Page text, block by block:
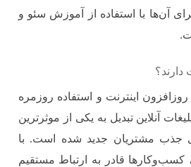
آن‌ها با استفاده از آموزش سئو و
دارند؟
اینترنت و استفاده روزمره
آنلاین تبدیل به یکی از موثرترین
جذب مشتریان جدید شده است. با
کسب‌وکارها قادر به ارتباط مستقیم